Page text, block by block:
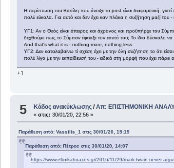
Η περίπτωση του Βασίλη που άνοιξε το post είναι διαφορετική,
πολύ εύκολα. Για αυτό και δεν έχει καν πλάκα η συζήτηση μαζί του -
ΥΓ1: Αν ο Θεός είναι άπειρος και άχρονος και προϋπήρχε του
δεχθούμε πως το Σύμπαν έφτιαξε τον εαυτό του; Το ίδιο δύσκολο να
And that's what it is - nothing more, nothing less.
ΥΓ2: Δεν καταλαβαίνω τί σχέση έχει με την όλη συζήτηση το ότι
πολύ λίγο με την εκπαίδευσή του - ειδικά στη μορφή που έχει
+1
5 Κάδος ανακύκλωσης /Απ: ΕΠΙΣΤΗΜΟΝΙΚΗ
«στις: 30/01/20, 22:56 »
Παράθεση από: Vassilis_1 στις 30/01/20, 15:19
Παράθεση από: Πέτροc στις 30/01/20, 14:07
https://www.ellinikahoaxes.gr/2016/11/29/mark-twain-never-